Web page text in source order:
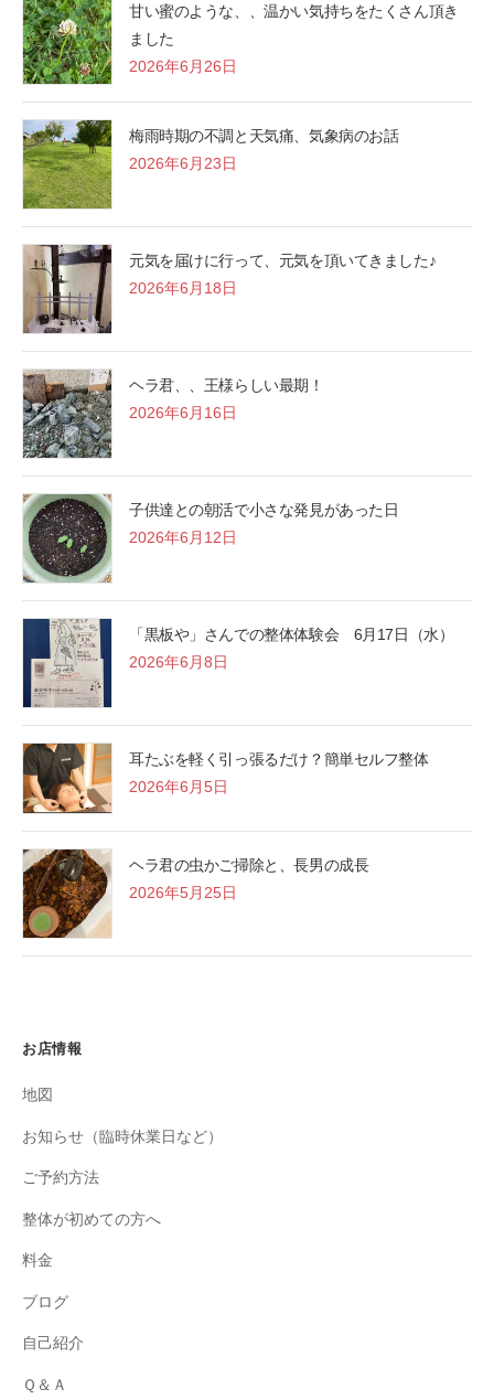
甘い蜜のような、、温かい気持ちをたくさん頂き
ました
2026年6月26日
梅雨時期の不調と天気痛、気象病のお話
2026年6月23日
元気を届けに行って、元気を頂いてきました♪
2026年6月18日
ヘラ君、、王様らしい最期！
2026年6月16日
子供達との朝活で小さな発見があった日
2026年6月12日
「黒板や」さんでの整体体験会 6月17日（水）
2026年6月8日
耳たぶを軽く引っ張るだけ？簡単セルフ整体
2026年6月5日
ヘラ君の虫かご掃除と、長男の成長
2026年5月25日
お店情報
地図
お知らせ（臨時休業日など）
ご予約方法
整体が初めての方へ
料金
ブログ
自己紹介
Ｑ＆Ａ